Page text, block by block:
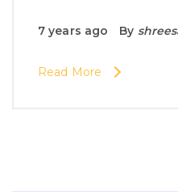
7 years ago By
Read More